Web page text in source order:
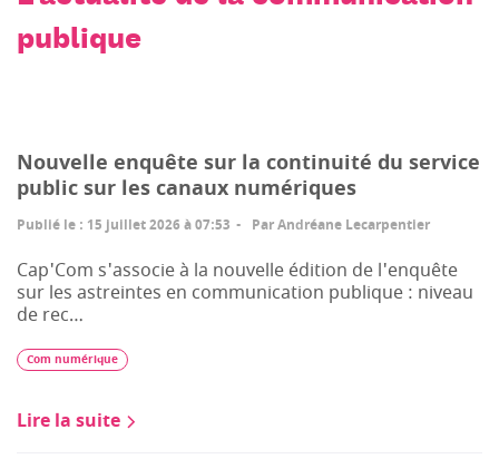
publique
Nouvelle enquête sur la continuité du service
public sur les canaux numériques
Publié le : 15 juillet 2026 à 07:53 ParAndréane Lecarpentier
Cap'Com s'associe à la nouvelle édition de l'enquête
sur les astreintes en communication publique : niveau
de rec…
Lire la suite
Com numérique